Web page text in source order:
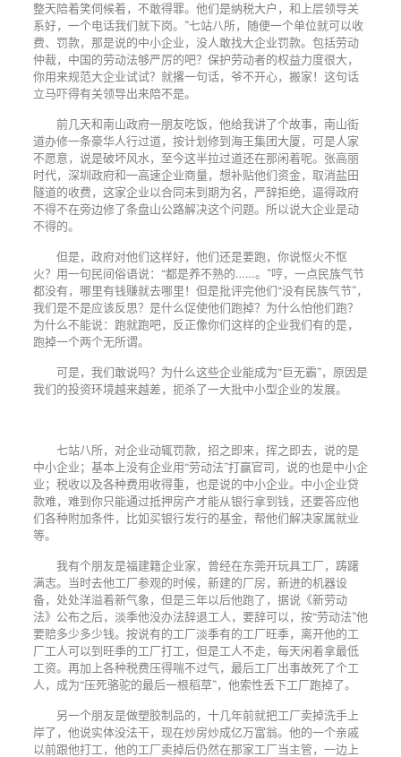
整天陪着笑伺候着，不敢得罪。他们是纳税大户，和上层领导关
系好，一个电话我们就下岗。”七站八所，随便一个单位就可以收
费、罚款，那是说的中小企业，没人敢找大企业罚款。包括劳动
仲裁，中国的劳动法够严厉的吧？保护劳动者的权益力度很大，
你用来规范大企业试试？就撂一句话，爷不开心，搬家！这句话
立马吓得有关领导出来陪不是。
前几天和南山政府一朋友吃饭，他给我讲了个故事，南山街
道办修一条豪华人行过道，按计划修到海王集团大厦，可是人家
不愿意，说是破坏风水，至今这半拉过道还在那闲着呢。张高丽
时代，深圳政府和一高速企业商量，想补贴他们资金，取消盐田
隧道的收费，这家企业以合同未到期为名，严辞拒绝，逼得政府
不得不在旁边修了条盘山公路解决这个问题。所以说大企业是动
不得的。
但是，政府对他们这样好，他们还是要跑，你说怄火不怄
火？用一句民间俗语说：“都是养不熟的……。”哼，一点民族气节
都没有，哪里有钱赚就去哪里！但是批评完他们“没有民族气节”，
我们是不是应该反思？是什么促使他们跑掉？为什么怕他们跑？
为什么不能说：跑就跑吧，反正像你们这样的企业我们有的是，
跑掉一个两个无所谓。
可是，我们敢说吗？为什么这些企业能成为“巨无霸”，原因是
我们的投资环境越来越差，扼杀了一大批中小型企业的发展。
七站八所，对企业动辄罚款，招之即来，挥之即去，说的是
中小企业；基本上没有企业用“劳动法”打赢官司，说的也是中小企
业；税收以及各种费用收得重，也是说的中小企业。中小企业贷
款难，难到你只能通过抵押房产才能从银行拿到钱，还要答应他
们各种附加条件，比如买银行发行的基金，帮他们解决家属就业
等。
我有个朋友是福建籍企业家，曾经在东莞开玩具工厂，踌躇
满志。当时去他工厂参观的时候，新建的厂房，新进的机器设
备，处处洋溢着新气象，但是三年以后他跑了，据说《新劳动
法》公布之后，淡季他没办法辞退工人，要辞可以，按“劳动法”他
要赔多少多少钱。按说有的工厂淡季有的工厂旺季，离开他的工
厂工人可以到旺季的工厂打工，但是工人不走，每天闲着拿最低
工资。再加上各种税费压得喘不过气，最后工厂出事故死了个工
人，成为“压死骆驼的最后一根稻草”，他索性丢下工厂跑掉了。
另一个朋友是做塑胶制品的，十几年前就把工厂卖掉洗手上
岸了，他说实体没法干，现在炒房炒成亿万富翁。他的一个亲戚
以前跟他打工，他的工厂卖掉后仍然在那家工厂当主管，一边上